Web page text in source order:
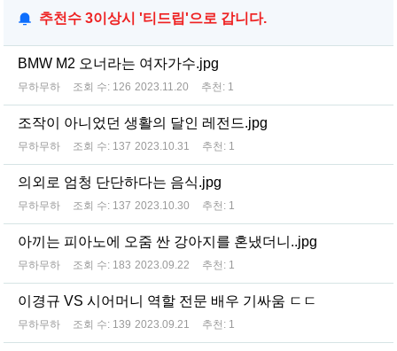
추천수 3이상시 '티드립'으로 갑니다.
BMW M2 오너라는 여자가수.jpg
무하무하 조회 수: 126 2023.11.20 추천: 1
조작이 아니었던 생활의 달인 레전드.jpg
무하무하 조회 수: 137 2023.10.31 추천: 1
의외로 엄청 단단하다는 음식.jpg
무하무하 조회 수: 137 2023.10.30 추천: 1
아끼는 피아노에 오줌 싼 강아지를 혼냈더니..jpg
무하무하 조회 수: 183 2023.09.22 추천: 1
이경규 VS 시어머니 역할 전문 배우 기싸움 ㄷㄷ
무하무하 조회 수: 139 2023.09.21 추천: 1